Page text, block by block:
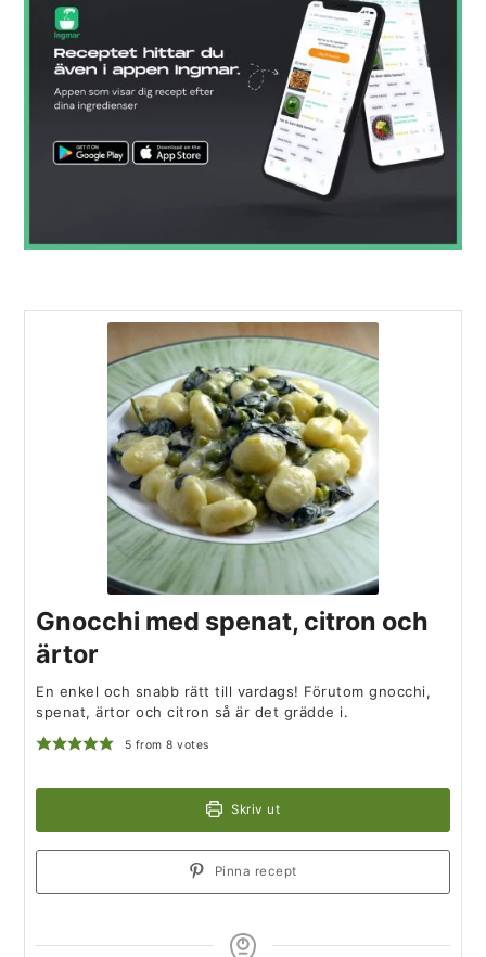
Gnocchi med spenat, citron och
ärtor
En enkel och snabb rätt till vardags! Förutom gnocchi,
spenat, ärtor och citron så är det grädde i.
5 from8 votes
Skriv ut
Pinna recept